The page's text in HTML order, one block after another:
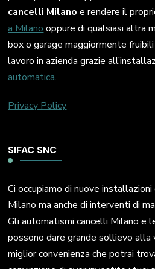
cancelli Milano e rendere il
a Milano oppure di qualsiasi altra
box o garage maggiormente
lavoro in azienda grazie
automatica.
Privacy Policy
SIFAC SNC
Ci occupiamo di nuove
Milano ma anche di interventi di
Gli automatismi cancelli Milano e
possono dare grande sollievo
miglior convenienza che potrai